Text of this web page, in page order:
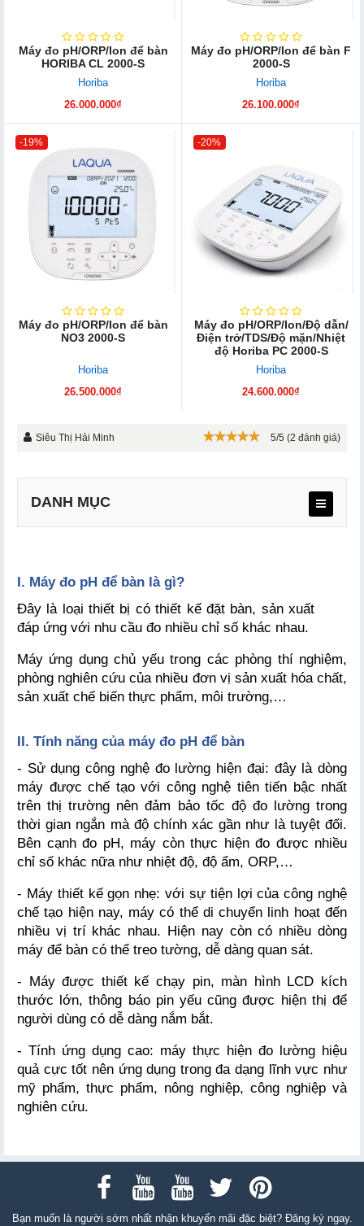
Máy đo pH/ORP/Ion để bàn
HORIBA CL 2000-S
Horiba
26.000.000₫
Máy đo pH/ORP/Ion để bàn F
2000-S
Horiba
26.100.000₫
-19%
Máy đo pH/ORP/Ion để bàn
NO3 2000-S
Horiba
26.500.000₫
-20%
Máy đo pH/ORP/Ion/Độ dẫn/
Điện trở/TDS/Độ mặn/Nhiệt
độ Horiba PC 2000-S
Horiba
24.600.000₫
Siêu Thị Hải Minh 5/5 (2 đánh giá)
DANH MỤC
I. Máy đo pH để bàn là gì?
Đây là loại thiết bị có thiết kế đặt bàn, sản xuất
đáp ứng với nhu cầu đo nhiều chỉ số khác nhau.
Máy ứng dụng chủ yếu trong các phòng thí nghiệm,
phòng nghiên cứu của nhiều đơn vị sản xuất hóa chất,
sản xuất chế biến thực phẩm, môi trường,…
II. Tính năng của máy đo pH để bàn
- Sử dụng công nghệ đo lường hiện đại: đây là dòng
máy được chế tạo với công nghệ tiên tiến bậc nhất
trên thị trường nên đảm bảo tốc độ đo lường trong
thời gian ngắn mà độ chính xác gần như là tuyệt đối.
Bên cạnh đo pH, máy còn thực hiện đo được nhiều
chỉ số khác nữa như nhiệt độ, độ ẩm, ORP,…
- Máy thiết kế gọn nhẹ: với sự tiện lợi của công nghệ
chế tạo hiện nay, máy có thể di chuyển linh hoạt đến
nhiều vị trí khác nhau. Hiện nay còn có nhiều dòng
máy để bàn có thể treo tường, dễ dàng quan sát.
- Máy được thiết kế chạy pin, màn hình LCD kích
thước lớn, thông báo pin yếu cũng được hiện thị để
người dùng có dễ dàng nắm bắt.
- Tính ứng dụng cao: máy thực hiện đo lường hiệu
quả cực tốt nên ứng dụng trong đa dạng lĩnh vực như
mỹ phẩm, thực phẩm, nông nghiệp, công nghiệp và
nghiên cứu.
Bạn muốn là người sớm nhất nhận khuyến mãi đặc biệt? Đăng ký ngay.